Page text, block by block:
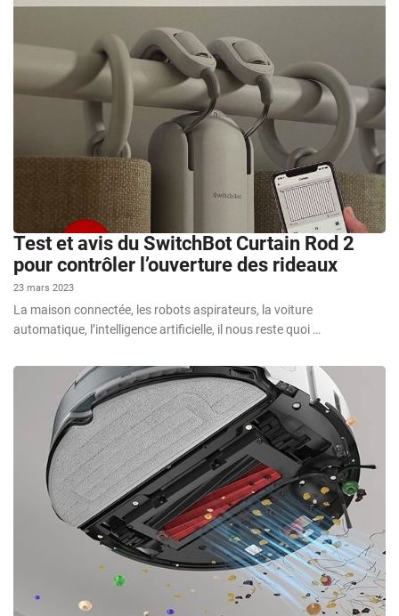
Test et avis du SwitchBot Curtain Rod 2
pour contrôler l’ouverture des rideaux
23 mars 2023
La maison connectée, les robots aspirateurs, la voiture
automatique, l’intelligence artificielle, il nous reste quoi …